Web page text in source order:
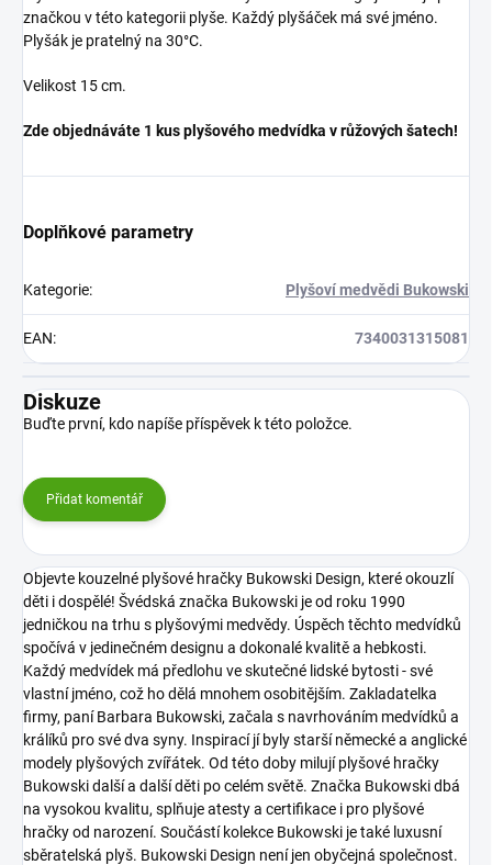
značkou v této kategorii plyše. Každý plyšáček má své jméno.
Plyšák je pratelný na 30°C.
Velikost 15 cm.
Zde objednáváte 1 kus plyšového medvídka v růžových šatech!
Doplňkové parametry
Kategorie: Plyšoví medvědi Bukowski
EAN: 7340031315081
Diskuze
Buďte první, kdo napíše příspěvek k této položce.
Přidat komentář
Objevte kouzelné plyšové hračky Bukowski Design, které okouzlí
děti i dospělé! Švédská značka Bukowski je od roku 1990
jedničkou na trhu s plyšovými medvědy. Úspěch těchto medvídků
spočívá v jedinečném designu a dokonalé kvalitě a hebkosti.
Každý medvídek má předlohu ve skutečné lidské bytosti - své
vlastní jméno, což ho dělá mnohem osobitějším. Zakladatelka
firmy, paní Barbara Bukowski, začala s navrhováním medvídků a
králíků pro své dva syny. Inspirací jí byly starší německé a anglické
modely plyšových zvířátek. Od této doby milují plyšové hračky
Bukowski další a další děti po celém světě. Značka Bukowski dbá
na vysokou kvalitu, splňuje atesty a certifikace i pro plyšové
hračky od narození. Součástí kolekce Bukowski je také luxusní
sběratelská plyš. Bukowski Design není jen obyčejná společnost.